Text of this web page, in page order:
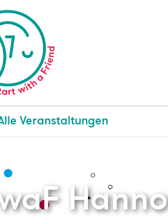
Veranstaltungen